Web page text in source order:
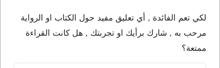
لكي تعم الفائدة , أي تعليق مفيد حول الكتاب او الرواية
مرحب به , شارك برأيك او تجربتك , هل كانت القراءة
ممتعة؟